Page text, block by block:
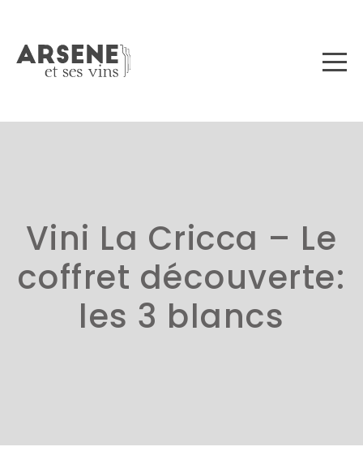
Vini La Cricca – Le
coffret découverte:
les 3 blancs